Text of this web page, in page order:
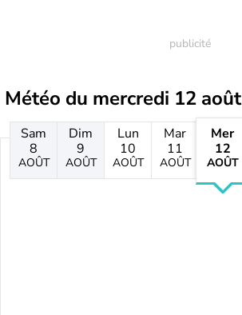
Météo du mercredi 12 août
Sam
8
AOÛT
Dim
9
AOÛT
Lun
10
AOÛT
Mar
11
AOÛT
Mer
12
AOÛT